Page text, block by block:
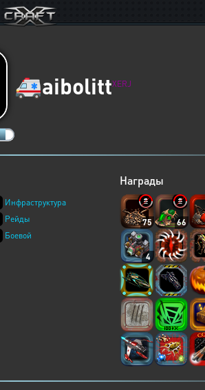
🚑aibolittXERJ
Инфраструктура
Рейды
Боевой
Награды
75 66
4